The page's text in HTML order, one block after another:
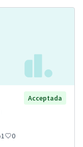
Acceptada
1 0